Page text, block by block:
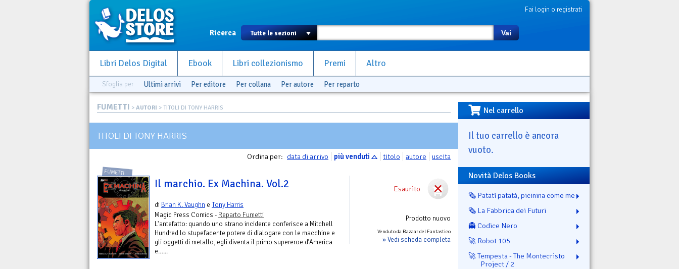
Fai login o registrati
Ricerca Vai
Libri Delos Digital Ebook Libri collezionismo Premi Altro
Sfoglia per Ultimi arrivi Per editore Per collana Per autore Per reparto
FUMETTI > AUTORI > TITOLI DI TONY HARRIS
TITOLI DI TONY HARRIS
Ordina per: data di arrivo più venduti titolo autore uscita
Esaurito
Prodotto nuovo
Venduto da Bazaar del Fantastico
» Vedi scheda completa
FUMETTI
Il marchio. Ex Machina. Vol.2
di Brian K. Vaughn e Tony Harris
Magic Press Comics - Reparto Fumetti
L'antefatto: quando uno strano incidente conferisce a Mitchell
Hundred lo stupefacente potere di dialogare con le macchine e
gli oggetti di metallo, egli diventa il primo supereroe d’America
e…...
Nel carrello
Il tuo carrello è ancora
vuoto.
Novità Delos Books
🗞️ Patatì patatà, picinina come me
🗞️ La Fabbrica dei Futuri
👻 Codice Nero
🚀 Robot 105
🚀 Tempesta - The Montecristo
Project / 2